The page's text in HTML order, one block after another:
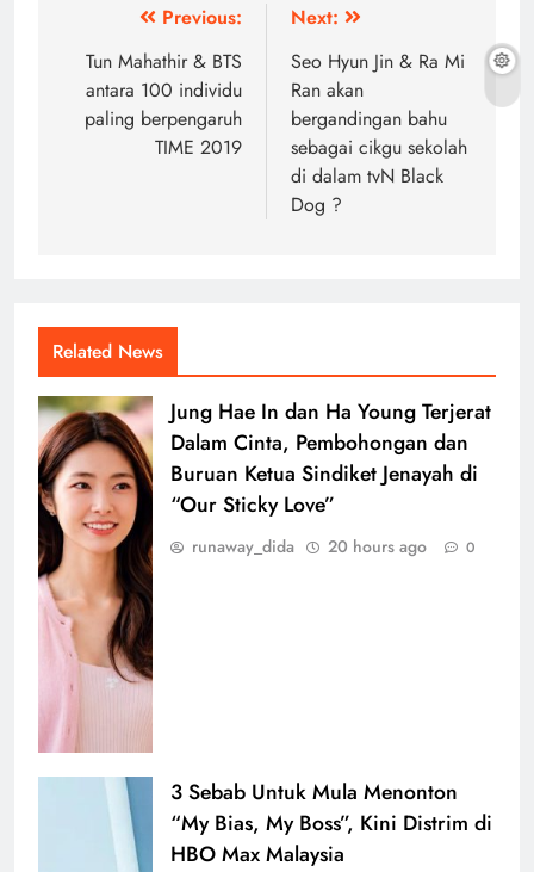
navigation
Previous:
Tun Mahathir & BTS
antara 100 individu
paling berpengaruh
TIME 2019
Next:
Seo Hyun Jin & Ra Mi
Ran akan
bergandingan bahu
sebagai cikgu sekolah
di dalam tvN Black
Dog ?
Related News
Jung Hae In dan Ha Young Terjerat
Dalam Cinta, Pembohongan dan
Buruan Ketua Sindiket Jenayah di
“Our Sticky Love”
runaway_dida 20 hours ago 0
3 Sebab Untuk Mula Menonton
“My Bias, My Boss”, Kini Distrim di
HBO Max Malaysia